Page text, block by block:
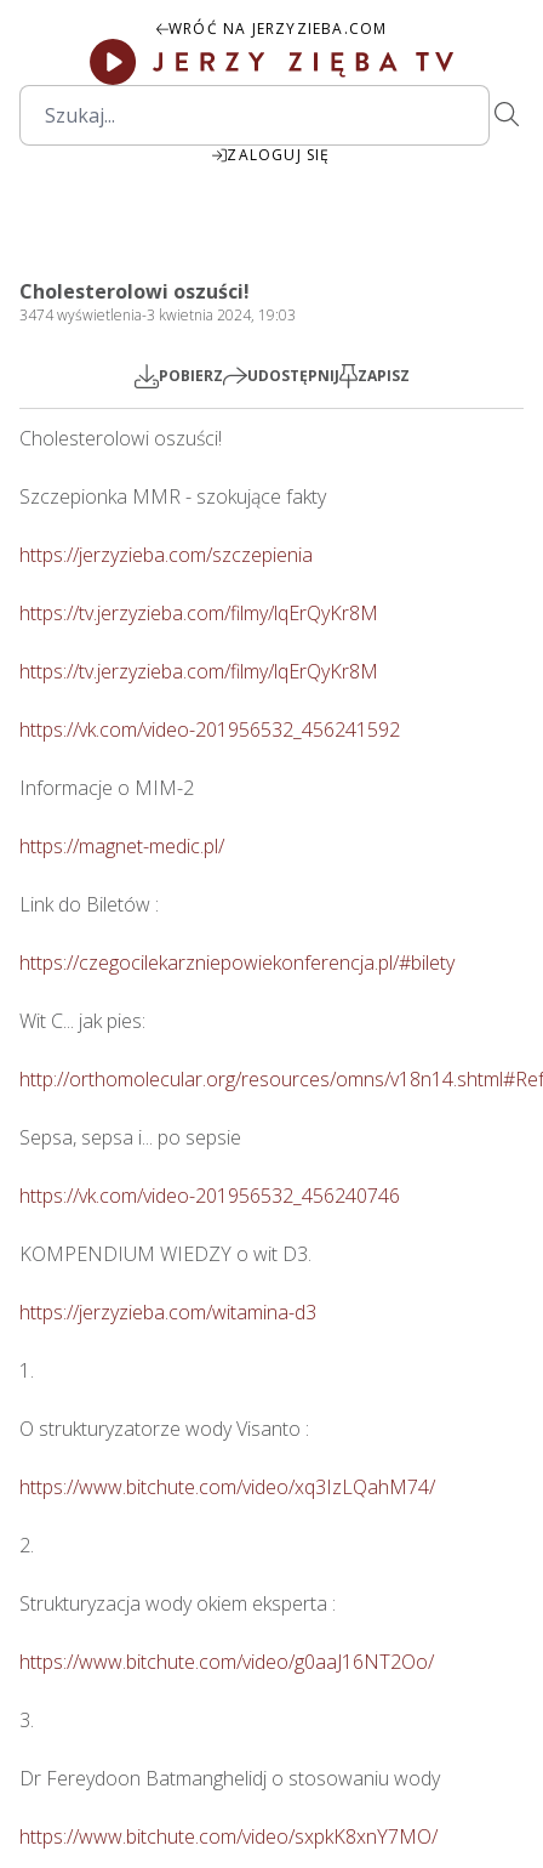
WRÓĆ NA JERZYZIEBA.COM
ZALOGUJ SIĘ
Cholesterolowi oszuści!
3474wyświetlenia-3 kwietnia 2024, 19:03
POBIERZ UDOSTĘPNIJ ZAPISZ
Cholesterolowi oszuści!
Szczepionka MMR - szokujące fakty
https://jerzyzieba.com/szczepienia
https://tv.jerzyzieba.com/filmy/lqErQyKr8M
https://tv.jerzyzieba.com/filmy/lqErQyKr8M
https://vk.com/video-201956532_456241592
Informacje o MIM-2
https://magnet-medic.pl/
Link do Biletów :
https://czegocilekarzniepowiekonferencja.pl/#bilety
Wit C... jak pies:
http://orthomolecular.org/resources/omns/
Sepsa, sepsa i... po sepsie
https://vk.com/video-201956532_456240746
KOMPENDIUM WIEDZY o wit D3.
https://jerzyzieba.com/witamina-d3
1.
O strukturyzatorze wody Visanto :
https://www.bitchute.com/video/xq3IzLQahM74/
2.
Strukturyzacja wody okiem eksperta :
https://www.bitchute.com/video/g0aaJ16NT2Oo/
3.
Dr Fereydoon Batmanghelidj o stosowaniu wody
https://www.bitchute.com/video/sxpkK8xnY7MO/